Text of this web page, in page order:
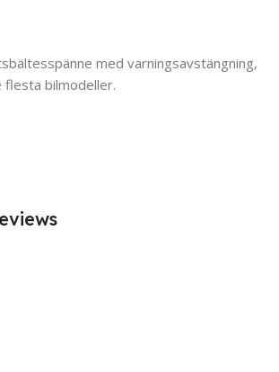
med varningsavstängning,
bilmodeller.